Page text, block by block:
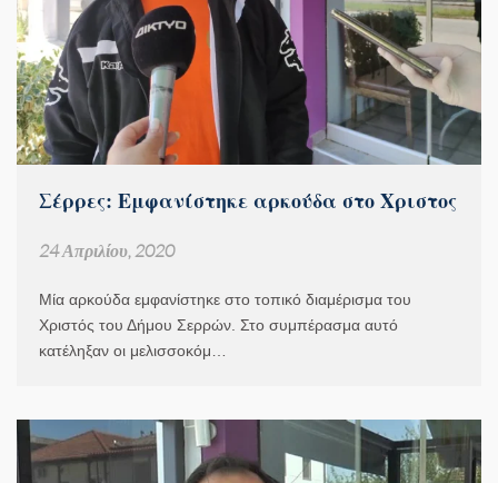
Σέρρες: Εμφανίστηκε αρκούδα στο Χριστος
24 Απριλίου, 2020
Μία αρκούδα εμφανίστηκε στο τοπικό διαμέρισμα του
Χριστός του Δήμου Σερρών. Στο συμπέρασμα αυτό
κατέληξαν οι μελισσοκόμ…